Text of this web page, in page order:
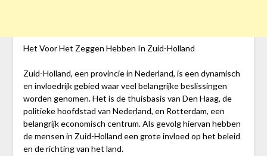
Het Voor Het Zeggen Hebben In Zuid-Holland
Zuid-Holland, een provincie in Nederland, is een dynamisch
en invloedrijk gebied waar veel belangrijke beslissingen
worden genomen. Het is de thuisbasis van Den Haag, de
politieke hoofdstad van Nederland, en Rotterdam, een
belangrijk economisch centrum. Als gevolg hiervan hebben
de mensen in Zuid-Holland een grote invloed op het beleid
en de richting van het land.